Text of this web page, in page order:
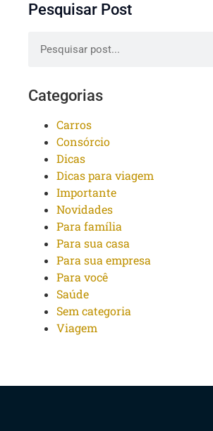
Pesquisar Post
Categorias
Carros
Consórcio
Dicas
Dicas para viagem
Importante
Novidades
Para família
Para sua casa
Para sua empresa
Para você
Saúde
Sem categoria
Viagem